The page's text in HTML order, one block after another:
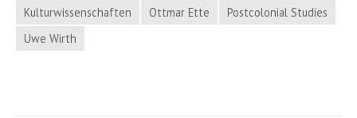
Kulturwissenschaften
Ottmar Ette
Postcolonial Studies
Uwe Wirth